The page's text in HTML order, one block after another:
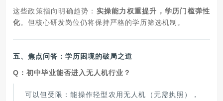
这些政策指向明确趋势： 实操能力权重提升，学历门槛弹性
化。但核心研发岗位仍将保持严格的学历筛选机制。
五、焦点问答：学历困境的破局之道
Q：初中毕业能否进入无人机行业？
可以但受限：能操作轻型农用无人机（无需执照），